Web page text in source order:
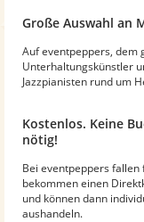
Große Auswahl an
Auf eventpeppers, dem
Unterhaltungskünstler
Jazzpianisten rund um
Kostenlos. Keine
nötig!
Bei eventpeppers fallen
bekommen einen
und können dann
aushandeln.